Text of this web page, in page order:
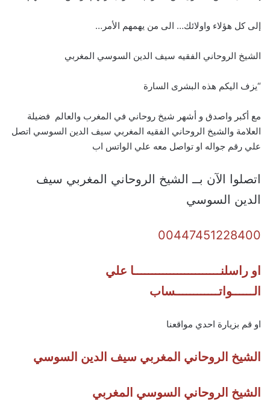
إلى كل هؤلاء واولائك… الى من يهمهم الأمر…
الشيخ الروحاني الفقيه سيف الدين السوسي المغربي
“يزف اليكم هذه البشرى السارة
مع أكبر واصدق و أشهر شيخ روحاني في المغرب والعالم فضيلة
العلامة والشيخ الروحاني الفقيه المغربي سيف الدين السوسي اتصل
علي رقم جواله او تواصل معه علي الواتس اب
اتصلوا الآن بــ الشيخ الروحاني المغربي سيف
الدين السوسي
00447451228400
او راسلنــــــــــــــــــــــــا علي
الــــــواتــــــــــــساب
او قم بزيارة احدي مواقعنا
الشيخ الروحاني المغربي سيف الدين السوسي
الشيخ الروحاني السوسي المغربي